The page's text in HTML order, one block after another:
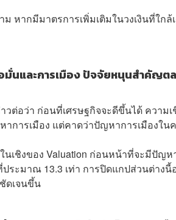
ม หากมีมาตรการเพิ่มเติมในวงเงินที่ใก
มั่นและการเมือง ปัจจัยหนุนสำคัญต
วต่อว่า ก่อนที่เศรษฐกิจจะดีขึ้นได้ ควา
การเมือง แต่คาดว่าปัญหาการเมืองใน
นเชิงของ Valuation ก่อนหน้าที่จะมีปัญ
ระมาณ 13.3 เท่า การปิดแกปส่วนต่าง
ดเจนขึ้น